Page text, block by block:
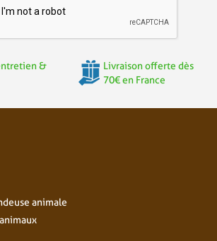
&
Livraison offerte dès
70€ en France
animale